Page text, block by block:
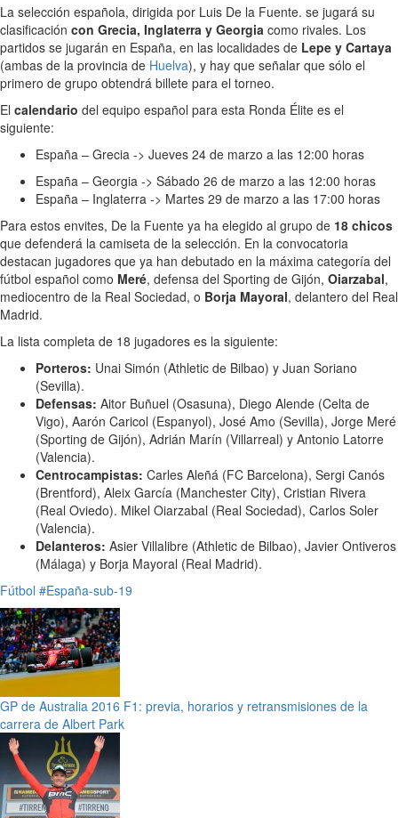
La selección española, dirigida por Luis De la Fuente. se jugará su
clasificación con Grecia, Inglaterra y Georgia como rivales. Los
partidos se jugarán en España, en las localidades de Lepe y Cartaya
(ambas de la provincia de Huelva), y hay que señalar que sólo el
primero de grupo obtendrá billete para el torneo.
El calendario del equipo español para esta Ronda Élite es el
siguiente:
España – Grecia -> Jueves 24 de marzo a las 12:00 horas
España – Georgia -> Sábado 26 de marzo a las 12:00 horas
España – Inglaterra -> Martes 29 de marzo a las 17:00 horas
Para estos envites, De la Fuente ya ha elegido al grupo de 18 chicos
que defenderá la camiseta de la selección. En la convocatoria
destacan jugadores que ya han debutado en la máxima categoría del
fútbol español como Meré, defensa del Sporting de Gijón, Oiarzabal,
mediocentro de la Real Sociedad, o Borja Mayoral, delantero del Real
Madrid.
La lista completa de 18 jugadores es la siguiente:
Porteros: Unai Simón (Athletic de Bilbao) y Juan Soriano
(Sevilla).
Defensas: Aitor Buñuel (Osasuna), Diego Alende (Celta de
Vigo), Aarón Caricol (Espanyol), José Amo (Sevilla), Jorge Meré
(Sporting de Gijón), Adrián Marín (Villarreal) y Antonio Latorre
(Valencia).
Centrocampistas: Carles Aleñá (FC Barcelona), Sergi Canós
(Brentford), Aleix García (Manchester City), Cristian Rivera
(Real Oviedo). Mikel Oiarzabal (Real Sociedad), Carlos Soler
(Valencia).
Delanteros: Asier Villalibre (Athletic de Bilbao), Javier Ontiveros
(Málaga) y Borja Mayoral (Real Madrid).
Fútbol #España-sub-19
GP de Australia 2016 F1: previa, horarios y retransmisiones de la
carrera de Albert Park